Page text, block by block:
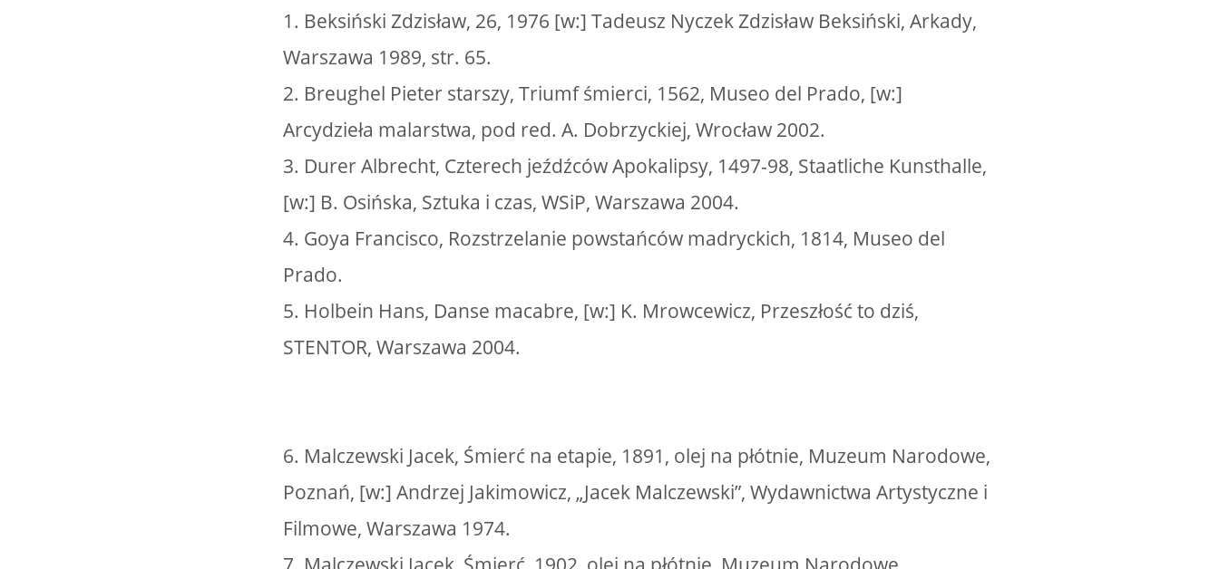
1. Beksiński Zdzisław, 26, 1976 [w:] Tadeusz Nyczek Zdzisław Beksiński, Arkady,
Warszawa 1989, str. 65.
2. Breughel Pieter starszy, Triumf śmierci, 1562, Museo del Prado, [w:]
Arcydzieła malarstwa, pod red. A. Dobrzyckiej, Wrocław 2002.
3. Durer Albrecht, Czterech jeźdźców Apokalipsy, 1497-98, Staatliche Kunsthalle,
[w:] B. Osińska, Sztuka i czas, WSiP, Warszawa 2004.
4. Goya Francisco, Rozstrzelanie powstańców madryckich, 1814, Museo del
Prado.
5. Holbein Hans, Danse macabre, [w:] K. Mrowcewicz, Przeszłość to dziś,
STENTOR, Warszawa 2004.
6. Malczewski Jacek, Śmierć na etapie, 1891, olej na płótnie, Muzeum Narodowe,
Poznań, [w:] Andrzej Jakimowicz, „Jacek Malczewski”, Wydawnictwa Artystyczne i
Filmowe, Warszawa 1974.